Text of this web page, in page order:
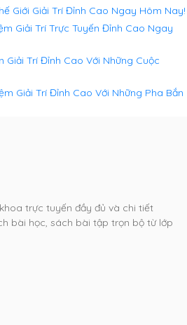
Giới Giải Trí Đỉnh Cao Ngay Hôm Nay!
Giải Trí Trực Tuyến Đỉnh Cao Ngay
Giải Trí Đỉnh Cao Với Những Cuộc
Giải Trí Đỉnh Cao Với Những Pha Bắn
trực tuyến đầy đủ và chi tiết
bài học, sách bài tập trọn bộ từ lớp